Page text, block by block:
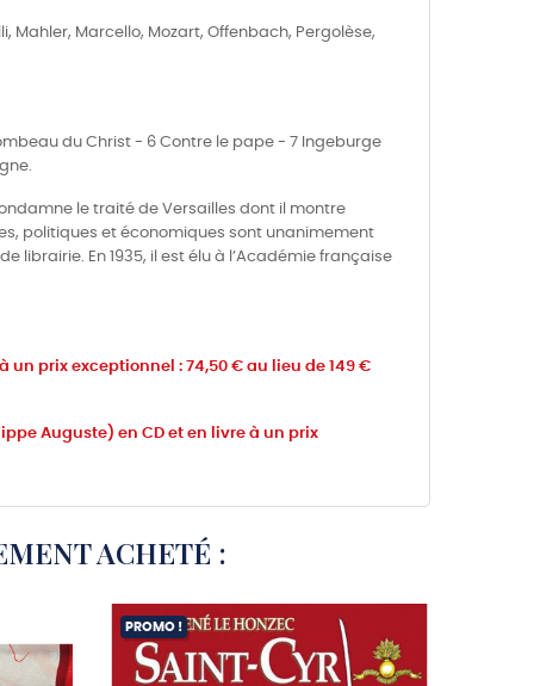
Mahler, Marcello, Mozart, Offenbach, Pergolèse,
du Christ - 6 Contre le pape - 7 Ingeburge
le traité de Versailles dont il montre
politiques et économiques sont unanimement
librairie. En 1935, il est élu à l’Académie française
un prix exceptionnel : 74,50 € au lieu de 149 €
Auguste) en CD et en livre à un prix
ACHETÉ :
PROMO !